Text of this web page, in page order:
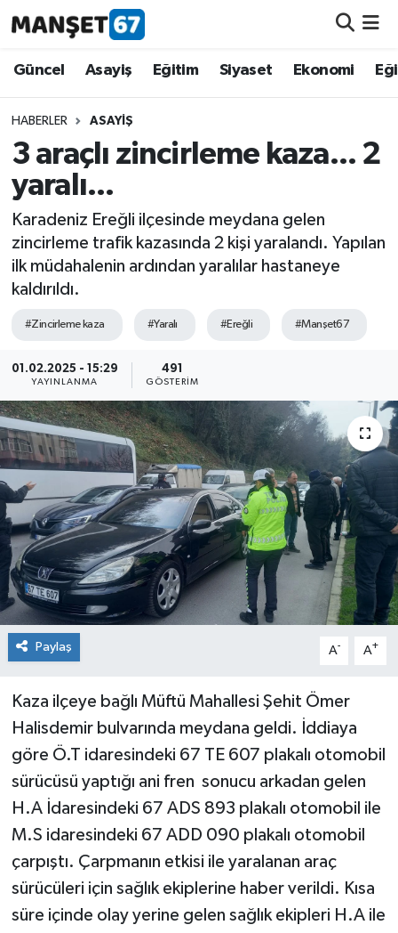
Güncel Asayiş Eğitim Siyaset Ekonomi
HABERLER ASAYIŞ
3 araçlı zincirleme kaza... 2
yaralı...
Karadeniz Ereğli ilçesinde meydana gelen
zincirleme trafik kazasında 2 kişi yaralandı. Yapılan
ilk müdahalenin ardından yaralılar hastaneye
kaldırıldı.
#Zincirleme kaza #Yaralı #Ereğli #Manşet67
01.02.2025 - 15:29
YAYINLANMA
491
GÖSTERIM
Paylaş A- A+
Kaza ilçeye bağlı Müftü Mahallesi Şehit Ömer
Halisdemir bulvarında meydana geldi. İddiaya
göre Ö.T idaresindeki 67 TE 607 plakalı otomobil
sürücüsü yaptığı ani fren sonucu arkadan gelen
H.A İdaresindeki 67 ADS 893 plakalı otomobil ile
M.S idaresindeki 67 ADD 090 plakalı otomobil
çarpıştı. Çarpmanın etkisi ile yaralanan araç
sürücüleri için sağlık ekiplerine haber verildi. Kısa
süre içinde olay yerine gelen sağlık ekipleri H.A ile
Güncel
Asayiş
Siyaset
Eğitim
Ekonomi
Magazin
Medya
Mizah
Röportaj
Teknoloji